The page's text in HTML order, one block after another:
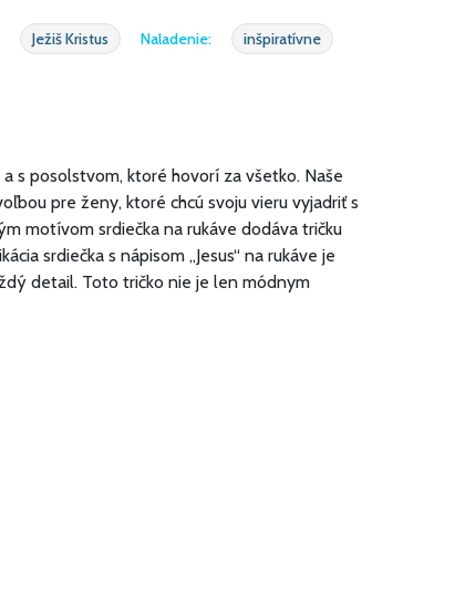
Ježiš Kristus Naladenie:
inšpiratívne
s posolstvom, ktoré hovorí za všetko. Naše
pre ženy, ktoré chcú svoju vieru vyjadriť s
motívom srdiečka na rukáve dodáva tričku
srdiečka s nápisom „Jesus“ na rukáve je
detail. Toto tričko nie je len módnym